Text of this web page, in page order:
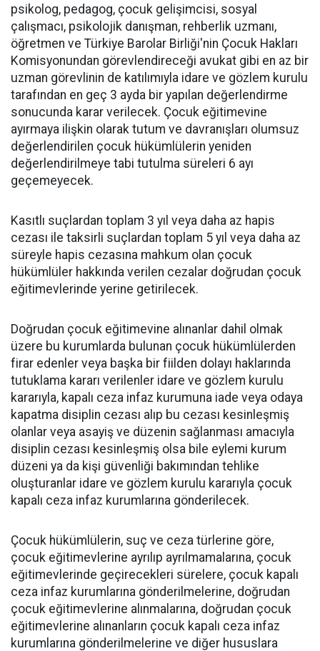
psikolog, pedagog, çocuk gelişimcisi, sosyal
çalışmacı, psikolojik danışman, rehberlik uzmanı,
öğretmen ve Türkiye Barolar Birliği'nin Çocuk Hakları
Komisyonundan görevlendireceği avukat gibi en az bir
uzman görevlinin de katılımıyla idare ve gözlem kurulu
tarafından en geç 3 ayda bir yapılan değerlendirme
sonucunda karar verilecek. Çocuk eğitimevine
ayırmaya ilişkin olarak tutum ve davranışları olumsuz
değerlendirilen çocuk hükümlülerin yeniden
değerlendirilmeye tabi tutulma süreleri 6 ayı
geçemeyecek.
Kasıtlı suçlardan toplam 3 yıl veya daha az hapis
cezası ile taksirli suçlardan toplam 5 yıl veya daha az
süreyle hapis cezasına mahkum olan çocuk
hükümlüler hakkında verilen cezalar doğrudan çocuk
eğitimevlerinde yerine getirilecek.
Doğrudan çocuk eğitimevine alınanlar dahil olmak
üzere bu kurumlarda bulunan çocuk hükümlülerden
firar edenler veya başka bir fiilden dolayı haklarında
tutuklama kararı verilenler idare ve gözlem kurulu
kararıyla, kapalı ceza infaz kurumuna iade veya odaya
kapatma disiplin cezası alıp bu cezası kesinleşmiş
olanlar veya asayiş ve düzenin sağlanması amacıyla
disiplin cezası kesinleşmiş olsa bile eylemi kurum
düzeni ya da kişi güvenliği bakımından tehlike
oluşturanlar idare ve gözlem kurulu kararıyla çocuk
kapalı ceza infaz kurumlarına gönderilecek.
Çocuk hükümlülerin, suç ve ceza türlerine göre,
çocuk eğitimevlerine ayrılıp ayrılmamalarına, çocuk
eğitimevlerinde geçirecekleri sürelere, çocuk kapalı
ceza infaz kurumlarına gönderilmelerine, doğrudan
çocuk eğitimevlerine alınmalarına, doğrudan çocuk
eğitimevlerine alınanların çocuk kapalı ceza infaz
kurumlarına gönderilmelerine ve diğer hususlara